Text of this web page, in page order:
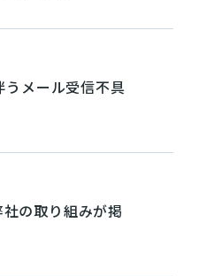
うメール受信不具
の取り組みが掲